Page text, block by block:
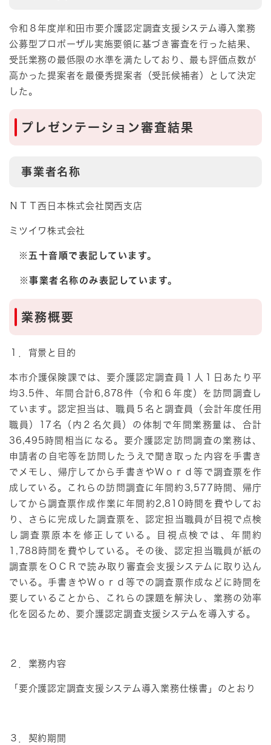
令和８年度岸和田市要介護認定調査支援システム導入業務
公募型プロポーザル実施要領に基づき審査を行った結果、
受託業務の最低限の水準を満たしており、最も評価点数が
高かった提案者を最優秀提案者（受託候補者）として決定
した。
プレゼンテーション審査結果
事業者名称
ＮＴＴ西日本株式会社関西支店
ミツイワ株式会社
※五十音順で表記しています。
※事業者名称のみ表記しています。
業務概要
１．背景と目的
本市介護保険課では、要介護認定調査員１人１日あたり平
均3.5件、年間合計6,878件（令和６年度）を訪問調査し
ています。認定担当は、職員５名と調査員（会計年度任用
職員）17名（内２名欠員）の体制で年間業務量は、合計
36,495時間相当になる。要介護認定訪問調査の業務は、
申請者の自宅等を訪問したうえで聞き取った内容を手書き
でメモし、帰庁してから手書きやＷｏｒｄ等で調査票を作
成している。これらの訪問調査に年間約3,577時間、帰庁
してから調査票作成作業に年間約2,810時間を費やしてお
り、さらに完成した調査票を、認定担当職員が目視で点検
し調査票原本を修正している。目視点検では、年間約
1,788時間を費やしている。その後、認定担当職員が紙の
調査票をＯＣＲで読み取り審査会支援システムに取り込ん
でいる。手書きやＷｏｒｄ等での調査票作成などに時間を
要していることから、これらの課題を解決し、業務の効率
化を図るため、要介護認定調査支援システムを導入する。
２．業務内容
「要介護認定調査支援システム導入業務仕様書」のとおり
３．契約期間